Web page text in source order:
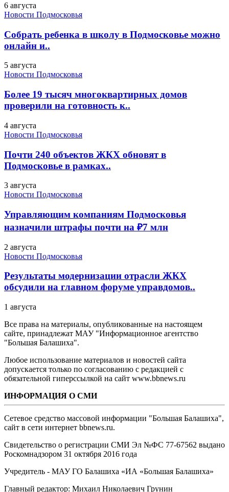
6 августа
Новости Подмосковья
Собрать ребенка в школу в Подмосковье можно
онлайн и..
5 августа
Новости Подмосковья
Более 19 тысяч многоквартирных домов
проверили на готовность к..
4 августа
Новости Подмосковья
Почти 240 объектов ЖКХ обновят в
Подмосковье в рамках..
3 августа
Новости Подмосковья
Управляющим компаниям Подмосковья
назначили штрафы почти на ₽7 млн
2 августа
Новости Подмосковья
Результаты модернизации отрасли ЖКХ
обсудили на главном форуме управдомов..
1 августа
Все права на материалы, опубликованные на настоящем
сайте, принадлежат МАУ "Информационное агентство
"Большая Балашиха".
Любое использование материалов и новостей сайта
допускается только по согласованию с редакцией с
обязательной гиперссылкой на сайт www.bbnews.ru
ИНФОРМАЦИЯ О СМИ
Сетевое средство массовой информации "Большая Балашиха",
сайт в сети интернет bbnews.ru.
Свидетельство о регистрации СМИ Эл №ФС ‎77-67562 выдано
Роскомнадзором 31 октября 2016 года
Учредитель - МАУ ГО Балашиха «ИА «Большая Балашиха»
Главный редактор: Михаил Николаевич Грунин